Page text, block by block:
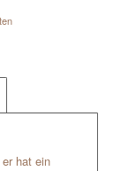
hat ein